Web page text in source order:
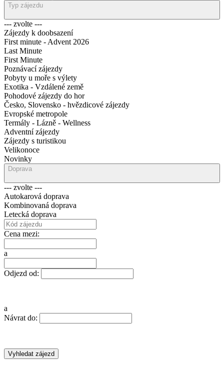
Typ zájezdu
--- zvolte ---
Zájezdy k doobsazení
First minute - Advent 2026
Last Minute
First Minute
Poznávací zájezdy
Pobyty u moře s výlety
Exotika - Vzdálené země
Pohodové zájezdy do hor
Česko, Slovensko - hvězdicové zájezdy
Evropské metropole
Termály - Lázně - Wellness
Adventní zájezdy
Zájezdy s turistikou
Velikonoce
Novinky
Doprava
--- zvolte ---
Autokarová doprava
Kombinovaná doprava
Letecká doprava
Cena mezi:
a
Odjezd od:
a
Návrat do: